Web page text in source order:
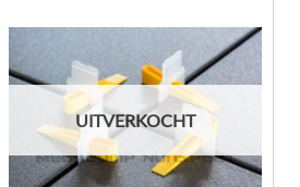
UITVERKOCHT